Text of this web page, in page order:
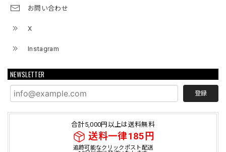
お問い合わせ
X
Instagram
NEWSLETTER
登録
合計5,000円以上は送料無料
送料一律185円
追跡可能なクリックポスト配送